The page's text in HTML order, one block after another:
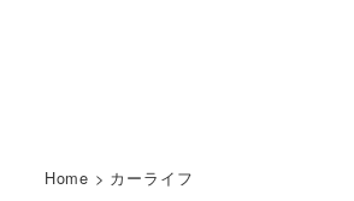
Home > カーライフ